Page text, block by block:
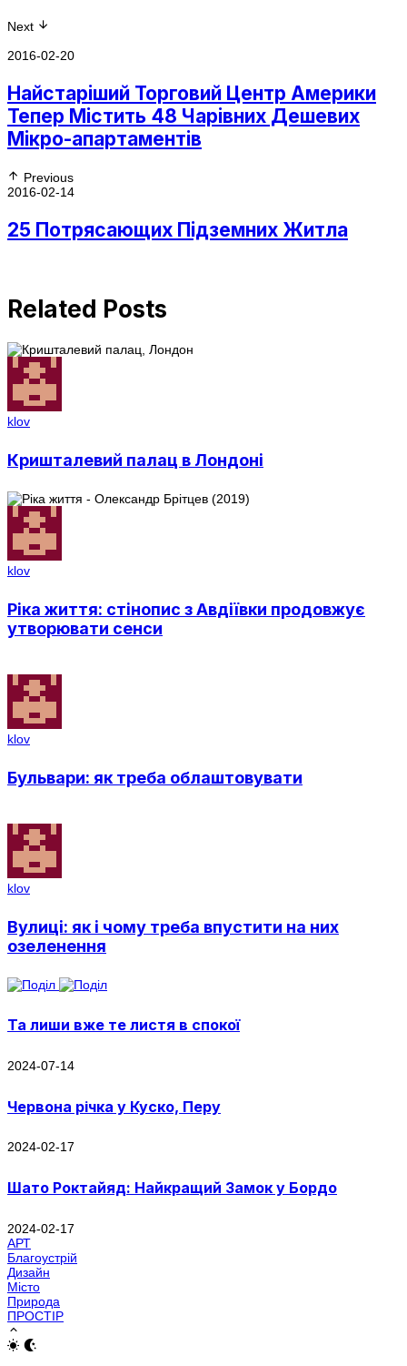
Next
2016-02-20
Найстаріший Торговий Центр Америки
Тепер Містить 48 Чарівних Дешевих
Мікро-апартаментів
Previous
2016-02-14
25 Потрясающих Підземних Житла
Related Posts
klov
Кришталевий палац в Лондоні
klov
Ріка життя: стінопис з Авдіївки продовжує
утворювати сенси
klov
Бульвари: як треба облаштовувати
klov
Вулиці: як і чому треба впустити на них
озеленення
Та лиши вже те листя в спокої
2024-07-14
Червона річка у Куско, Перу
2024-02-17
Шато Роктайяд: Найкращий Замок у Бордо
2024-02-17
АРТ
Благоустрій
Дизайн
Місто
Природа
ПРОСТІР